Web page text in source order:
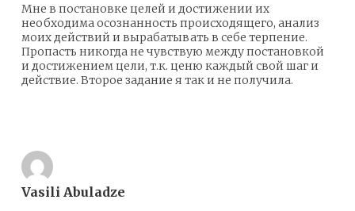
Мне в постановке целей и достижении их
необходима осознанность происходящего, анализ
моих действий и вырабатывать в себе терпение.
Пропасть никогда не чувствую между постановкой
и достижением цели, т.к. ценю каждый свой шаг и
действие. Второе задание я так и не получила.
Vasili Abuladze